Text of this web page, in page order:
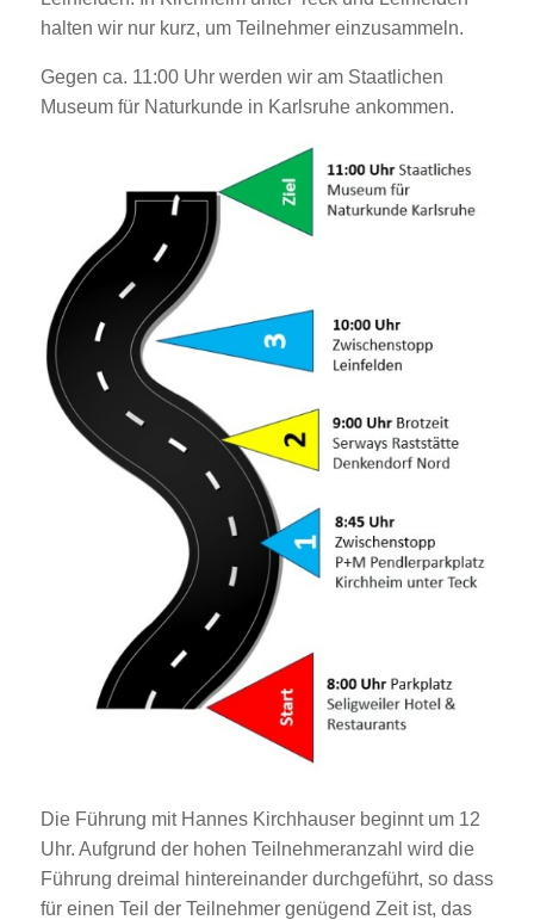
halten wir nur kurz, um Teilnehmer einzusammeln.
Gegen ca. 11:00 Uhr werden wir am Staatlichen
Museum für Naturkunde in Karlsruhe ankommen.
Die Führung mit Hannes Kirchhauser beginnt um 12
Uhr. Aufgrund der hohen Teilnehmeranzahl wird die
Führung dreimal hintereinander durchgeführt, so dass
für einen Teil der Teilnehmer genügend Zeit ist, das